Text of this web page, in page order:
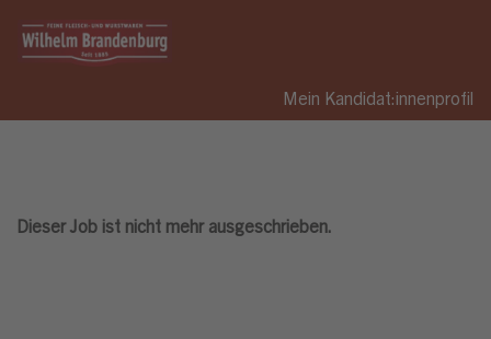
Mein Kandidat:innenprofil
Dieser Job ist nicht mehr ausgeschrieben.